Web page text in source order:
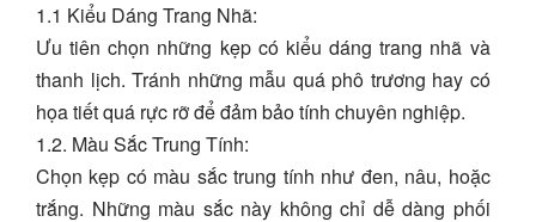
1.1 Kiểu Dáng Trang Nhã:
Ưu tiên chọn những kẹp có kiểu dáng trang nhã và
thanh lịch. Tránh những mẫu quá phô trương hay có
họa tiết quá rực rỡ để đảm bảo tính chuyên nghiệp.
1.2. Màu Sắc Trung Tính:
Chọn kẹp có màu sắc trung tính như đen, nâu, hoặc
trắng. Những màu sắc này không chỉ dễ dàng phối